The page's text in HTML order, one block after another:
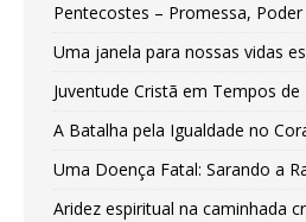
Pentecostes – Promessa, Poder
Uma janela para nossas vidas
Juventude Cristã em Tempos de
A Batalha pela Igualdade no
Uma Doença Fatal: Sarando a
Aridez espiritual na caminhada